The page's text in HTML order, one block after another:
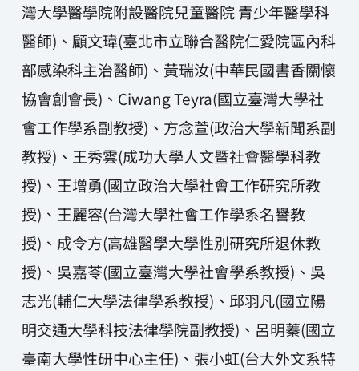
灣大學醫學院附設醫院兒童醫院 青少年醫學科
醫師)、顧文瑋(臺北市立聯合醫院仁愛院區內科
部感染科主治醫師)、黃瑞汝(中華民國書香關懷
協會創會長)、Ciwang Teyra(國立臺灣大學社
會工作學系副教授)、方念萱(政治大學新聞系副
教授)、王秀雲(成功大學人文暨社會醫學科教
授)、王增勇(國立政治大學社會工作研究所教
授)、王麗容(台灣大學社會工作學系名譽教
授)、成令方(高雄醫學大學性別研究所退休教
授)、吳嘉苓(國立臺灣大學社會學系教授)、吳
志光(輔仁大學法律學系教授)、邱羽凡(國立陽
明交通大學科技法律學院副教授)、呂明蓁(國立
臺南大學性研中心主任)、張小虹(台大外文系特